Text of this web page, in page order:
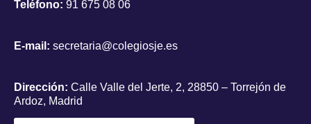
Teléfono: 91 675 08 06
E-mail: secretaria@colegiosje.es
Dirección: Calle Valle del Jerte, 2, 28850 – Torrejón de
Ardoz, Madrid